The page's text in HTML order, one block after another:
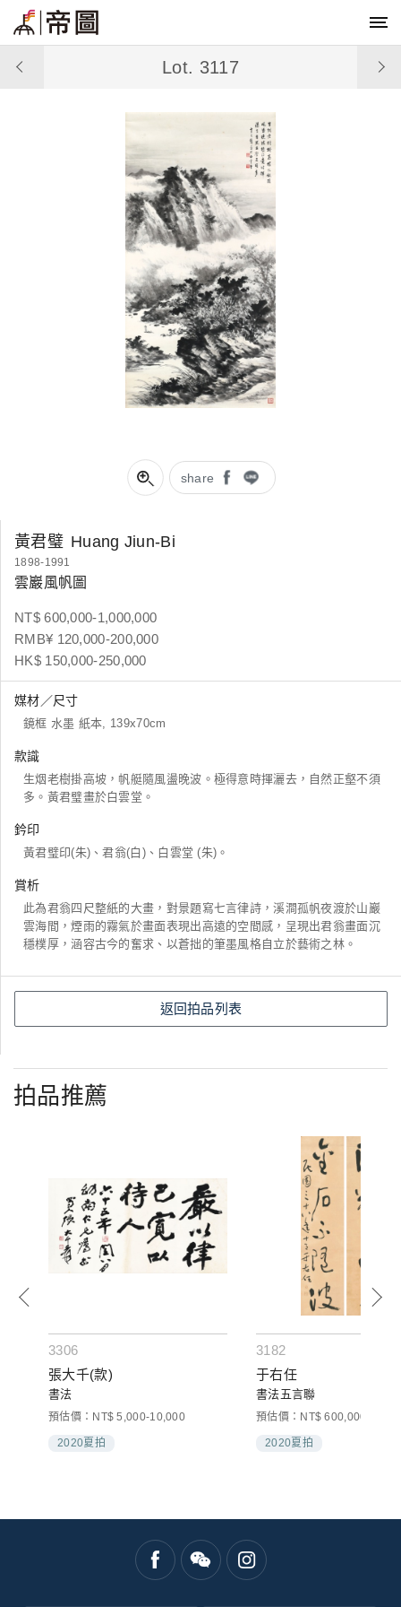
share
Lot. 3117
黃君璧 Huang Jiun-Bi
1898-1991
雲巖風帆圖
NT$ 600,000-1,000,000
RMB¥ 120,000-200,000
HK$ 150,000-250,000
媒材／尺寸
鏡框 水墨 紙本, 139x70cm
款識
生烟老樹掛高坡，帆艇隨風盪晚波。極得意時揮灑去，自然正壑不須
多。黃君璧畫於白雲堂。
鈐印
黃君璧印(朱)、君翁(白)、白雲堂 (朱)。
賞析
此為君翁四尺整紙的大畫，對景題寫七言律詩，溪澗孤帆夜渡於山巖
雲海間，煙雨的霧氣於畫面表現出高遠的空間感，呈現出君翁畫面沉
穩樸厚，涵容古今的奮求、以蒼拙的筆墨風格自立於藝術之林。
返回拍品列表
拍品推薦
3306
張大千(款)
書法
預估價：NT$ 5,000-10,000
2020夏拍
3182
于右任
書法五言聯
預估價：NT$ 600,000-
2020夏拍